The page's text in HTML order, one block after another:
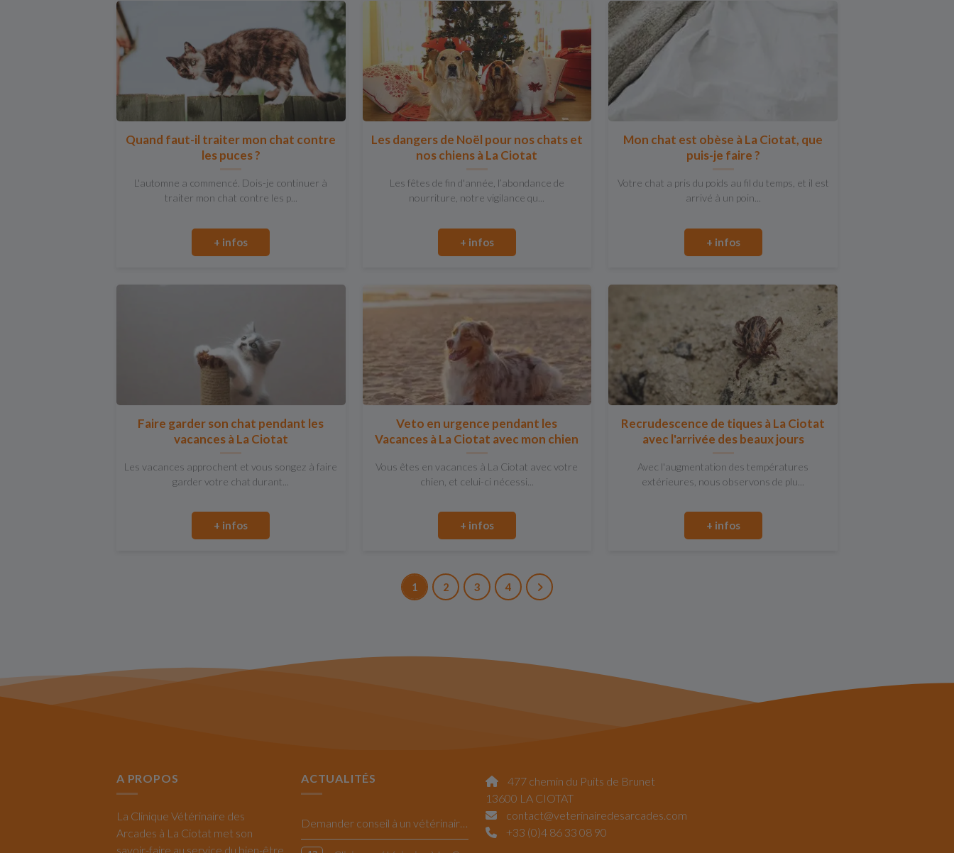
Quand faut-il traiter mon chat contre
les puces ?
L'automne a commencé. Dois-je continuer à
traiter mon chat contre les p...
+ infos
Les dangers de Noël pour nos chats et
nos chiens à La Ciotat
Les fêtes de fin d'année, l’abondance de
nourriture, notre vigilance qu...
+ infos
Mon chat est obèse à La Ciotat, que
puis-je faire ?
Votre chat a pris du poids au fil du temps, et il est
arrivé à un poin...
+ infos
Faire garder son chat pendant les
vacances à La Ciotat
Les vacances approchent et vous songez à faire
garder votre chat durant...
+ infos
Veto en urgence pendant les
Vacances à La Ciotat avec mon chien
Vous êtes en vacances à La Ciotat avec votre
chien, et celui-ci nécessi...
+ infos
Recrudescence de tiques à La Ciotat
avec l'arrivée des beaux jours
Avec l'augmentation des températures
extérieures, nous observons de plu...
+ infos
1 2 3 4
A PROPOS
La Clinique Vétérinaire des
Arcades à La Ciotat met son
savoir-faire au service du bien-être
ACTUALITÉS
477 chemin du Puits de Brunet
13600 LA CIOTAT
contact@veterinairedesarcades.com
+33 (0)4 86 33 08 90